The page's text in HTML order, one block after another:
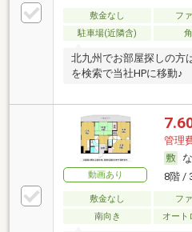
敷金なし フ
駐車場(近隣含)
北九州でお部屋探しの方
を検索で当社HPに移動♪
動画あり
管理
8階 /
敷金なし フ
南向き
オート